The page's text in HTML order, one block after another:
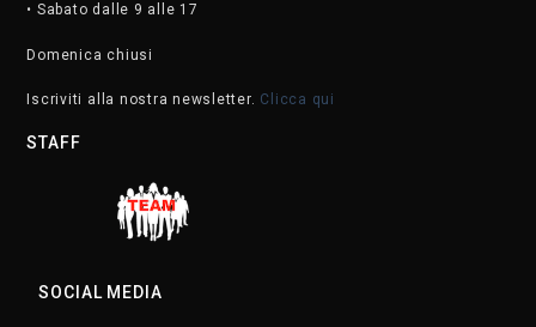
• Sabato dalle 9 alle 17
Domenica chiusi
Iscriviti alla nostra newsletter. Clicca qui
STAFF
SOCIAL MEDIA